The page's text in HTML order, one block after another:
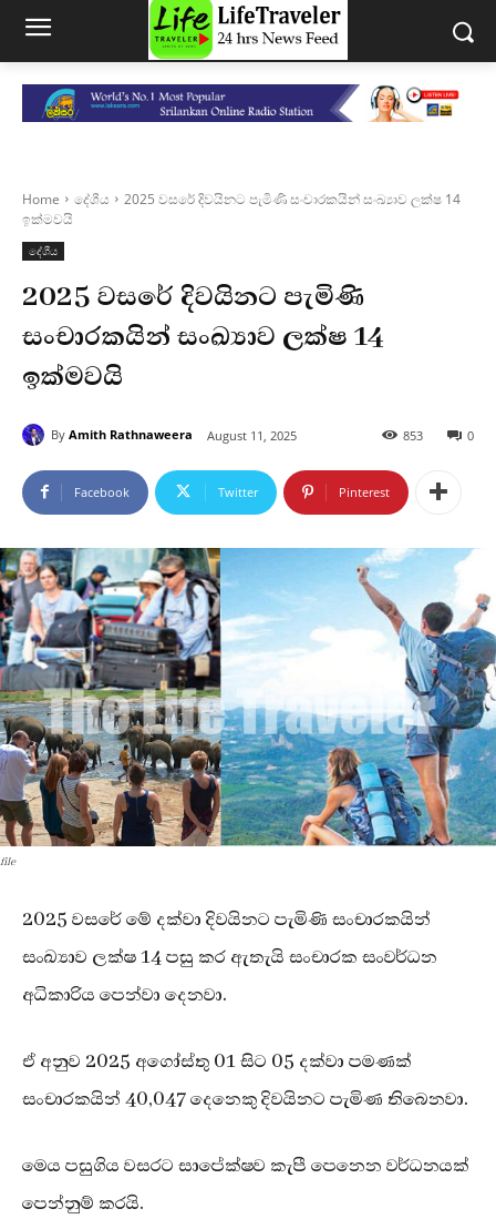
Home දේශීය
2025 වසරේ දිවයිනට පැමිණි සංචාරකයින් සංඛ්‍යාව ලක්ෂ 14
ඉක්මවයි
දේශීය
2025 වසරේ දිවයිනට පැමිණි
සංචාරකයින් සංඛ්‍යාව ලක්ෂ 14
ඉක්මවයි
By Amith Rathnaweera August 11, 2025 0
853
Facebook Twitter Pinterest
file
2025 වසරේ මේ දක්වා දිවයිනට පැමිණි සංචාරකයින්
සංඛ්‍යාව ලක්ෂ 14 පසු කර ඇතැයි සංචාරක සංවර්ධන
අධිකාරිය පෙන්වා දෙනවා.
ඒ අනුව 2025 අගෝස්තු 01 සිට 05 දක්වා පමණක්
සංචාරකයින් 40,047 දෙනෙකු දිවයිනට පැමිණ තිබෙනවා.
මෙය පසුගිය වසරට සාපේක්ෂව කැපී පෙනෙන වර්ධනයක්
පෙන්නුම් කරයි.